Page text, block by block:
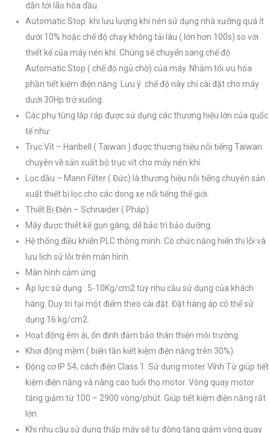
dẫn tới lão hóa dầu.
Automatic Stop: khi lưu lượng khí nén sử dụng nhà xưỡng quá ít
dưới 10% hoặc chế độ chạy không tải lâu ( lớn hơn 100s) so với
thiết kế của máy nén khí. Chúng sẽ chuyển sang chế độ
Automatic Stop ( chế độ ngủ chờ) của máy. Nhằm tối ưu hóa
phần tiết kiệm điện năng. Lưu ý: chế độ này chỉ cài đặt cho máy
dưới 30Hp trở xuống.
Các phụ tùng lắp ráp được sử dụng các thương hiệu lớn của quốc
tế như:
Trục Vít – Hanbell ( Taiwan ) được thương hiệu nỗi tiếng Taiwan
chuyên về sản xuất bộ trục vít cho máy nén khí.
Lọc dầu – Mann Filter ( Đức) là thương hiệu nỗi tiếng chuyên sản
xuất thiết bị lọc cho các dong xe nổi tiếng thế giới.
Thiết Bị Điện – Schnaider ( Pháp).
Máy được thiết kế gọn gàng, dễ bảo trì bảo dưỡng.
Hệ thống điều khiển PLC thông minh. Có chức năng hiển thị lỗi và
lưu lịch sử lỗi trên màn hình.
Màn hình cảm ứng
Áp lực sử dụng : 5-10Kg/cm2 tùy nhu cầu sử dụng của khách
hàng. Duy trì tại một điểm theo cài đặt. Đặt hàng áp có thể sử
dụng 16 kg/cm2.
Hoạt động êm ái, ổn định đảm bảo thân thiện môi trường.
Khơi động mềm ( biến tần kiết kiệm điện năng trên 30%).
Động cơ IP 54, cách điện Class 1. Sử dụng moter Vĩnh Từ giúp tiết
kiệm điện năng và nâng cao tuổi thọ motor. Vòng quay motor
tăng giảm từ 100 – 2900 vòng/phút. Giúp tiết kiệm điện năng rất
lớn.
Khi nhu cầu sử dụng thấp máy sẽ tự động tăng giảm vòng quay